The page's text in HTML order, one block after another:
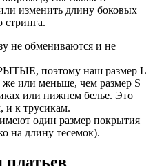
изменить длину боковых
стринга.
не обмениваются и не
поэтому наш размер L
же или меньше, чем размер S
или нижнем белье. Это
и к трусикам.
один размер покрытия
на длину тесемок).
платьев